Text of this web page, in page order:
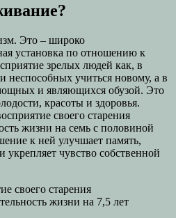
Это – широко
установка по отношению к
зрелых людей как, в
неспособных учиться новому, а в
и являющихся обузой. Это
красоты и здоровья.
своего старения
жизни на семь с половиной
к ней улучшает память,
чувство собственной
своего старения
жизни на 7,5 лет